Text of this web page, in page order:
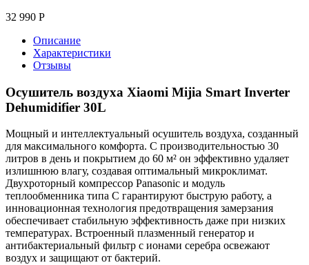
32 990 Р
Описание
Характеристики
Отзывы
Осушитель воздуха Xiaomi Mijia Smart Inverter
Dehumidifier 30L
Мощный и интеллектуальный осушитель воздуха, созданный
для максимального комфорта. С производительностью 30
литров в день и покрытием до 60 м² он эффективно удаляет
излишнюю влагу, создавая оптимальный микроклимат.
Двухроторный компрессор Panasonic и модуль
теплообменника типа C гарантируют быструю работу, а
инновационная технология предотвращения замерзания
обеспечивает стабильную эффективность даже при низких
температурах. Встроенный плазменный генератор и
антибактериальный фильтр с ионами серебра освежают
воздух и защищают от бактерий.